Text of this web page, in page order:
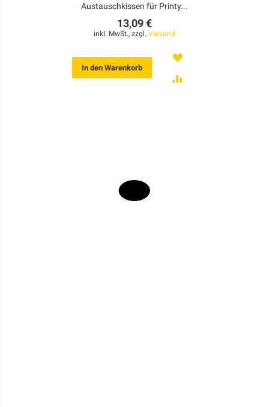
Austauschkissen für Printy...
13,09 €
inkl. MwSt., zzgl. Versand
In den Warenkorb
MERKEN